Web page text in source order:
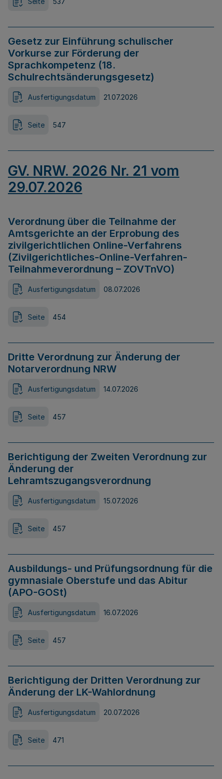
Gesetz zur Einführung schulischer
Vorkurse zur Förderung der
Sprachkompetenz (18.
Schulrechtsänderungsgesetz)
Ausfertigungsdatum 21.07.2026
Seite 547
GV. NRW. 2026 Nr. 21 vom
29.07.2026
Verordnung über die Teilnahme der
Amtsgerichte an der Erprobung des
zivilgerichtlichen Online-Verfahrens
(Zivilgerichtliches-Online-Verfahren-
Teilnahmeverordnung – ZOVTnVO)
Ausfertigungsdatum 08.07.2026
Seite 454
Dritte Verordnung zur Änderung der
Notarverordnung NRW
Ausfertigungsdatum 14.07.2026
Seite 457
Berichtigung der Zweiten Verordnung zur
Änderung der
Lehramtszugangsverordnung
Ausfertigungsdatum 15.07.2026
Seite 457
Ausbildungs- und Prüfungsordnung für die
gymnasiale Oberstufe und das Abitur
(APO-GOSt)
Ausfertigungsdatum 16.07.2026
Seite 457
Berichtigung der Dritten Verordnung zur
Änderung der LK-Wahlordnung
Ausfertigungsdatum 20.07.2026
Seite 471